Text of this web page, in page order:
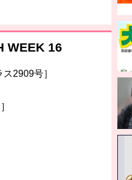
ギー危機時代の猛暑対策～」に登
WEEK 16
2909号］